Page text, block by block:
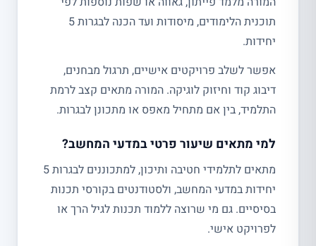
תוכנית הלימודים, מיסודות ועד הכנה לבגרות 5
יחידות.
אפשר לשלב פרויקטים אישיים, תרגול מבחנים,
דיבוג קוד וחיזוק לוגיקה. המורה מתאים קצב לרמת
התלמיד, בין אם מתחיל מאפס או מתכונן לבגרות.
למי מתאים שיעור פרטי במדעי המחשב?
מתאים לתלמידי חטיבה ותיכון, למתכוננים לבגרות 5
יחידות במדעי המחשב, ולסטודנטים בקורסי תכנות
בסיסיים. גם מי שרוצה ללמוד תכנות לגיל הרך או
לפרויקט אישי.